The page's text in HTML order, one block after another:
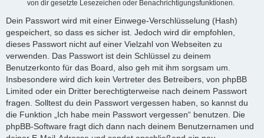
von dir gesetzte Lesezeichen oder Benachrichtigungsfunktionen.
Dein Passwort wird mit einer Einwege-Verschlüsselung (Hash)
gespeichert, so dass es sicher ist. Jedoch wird dir empfohlen,
dieses Passwort nicht auf einer Vielzahl von Webseiten zu
verwenden. Das Passwort ist dein Schlüssel zu deinem
Benutzerkonto für das Board, also geh mit ihm sorgsam um.
Insbesondere wird dich kein Vertreter des Betreibers, von phpBB
Limited oder ein Dritter berechtigterweise nach deinem Passwort
fragen. Solltest du dein Passwort vergessen haben, so kannst du
die Funktion „Ich habe mein Passwort vergessen“ benutzen. Die
phpBB-Software fragt dich dann nach deinem Benutzernamen und